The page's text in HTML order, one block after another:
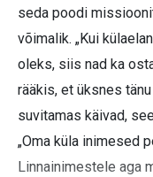
seda poodi
võimalik. „Kui
oleks, siis nad ka
rääkis, et üksnes
suvitamas käivad,
„Oma küla inimesed
Linnainimestele aga